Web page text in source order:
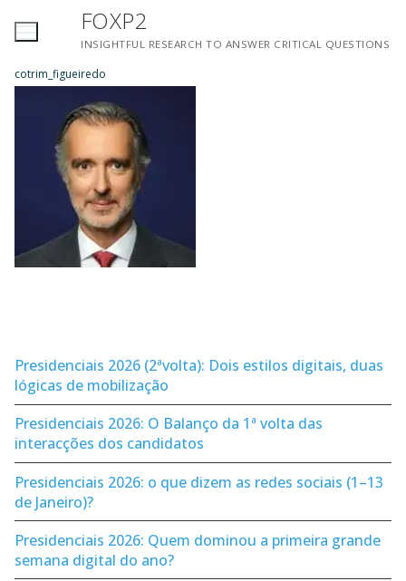
FOXP2
INSIGHTFUL RESEARCH TO ANSWER CRITICAL QUESTIONS
cotrim_figueiredo
Presidenciais 2026 (2ªvolta): Dois estilos digitais, duas
lógicas de mobilização
Presidenciais 2026: O Balanço da 1ª volta das
interacções dos candidatos
Presidenciais 2026: o que dizem as redes sociais (1–13
de Janeiro)?
Presidenciais 2026: Quem dominou a primeira grande
semana digital do ano?